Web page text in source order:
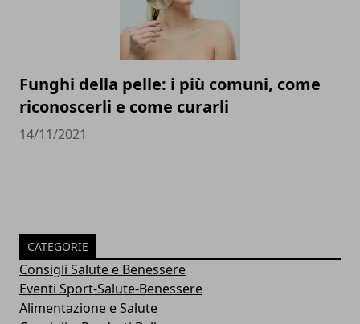
Funghi della pelle: i più comuni, come
riconoscerli e come curarli
14/11/2021
CATEGORIE
Consigli Salute e Benessere
Eventi Sport-Salute-Benessere
Alimentazione e Salute